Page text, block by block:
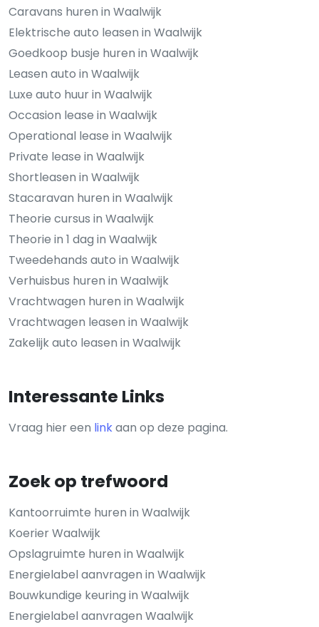
Caravans huren in Waalwijk
Elektrische auto leasen in Waalwijk
Goedkoop busje huren in Waalwijk
Leasen auto in Waalwijk
Luxe auto huur in Waalwijk
Occasion lease in Waalwijk
Operational lease in Waalwijk
Private lease in Waalwijk
Shortleasen in Waalwijk
Stacaravan huren in Waalwijk
Theorie cursus in Waalwijk
Theorie in 1 dag in Waalwijk
Tweedehands auto in Waalwijk
Verhuisbus huren in Waalwijk
Vrachtwagen huren in Waalwijk
Vrachtwagen leasen in Waalwijk
Zakelijk auto leasen in Waalwijk
Interessante Links
Vraag hier een linkaan op deze pagina.
Zoek op trefwoord
Kantoorruimte huren in Waalwijk
Koerier Waalwijk
Opslagruimte huren in Waalwijk
Energielabel aanvragen in Waalwijk
Bouwkundige keuring in Waalwijk
Energielabel aanvragen Waalwijk